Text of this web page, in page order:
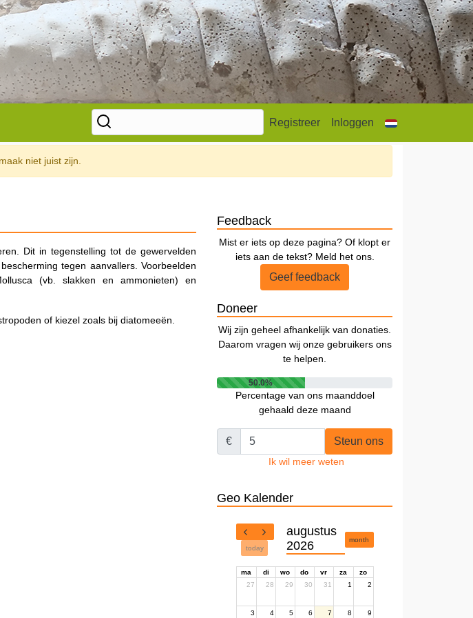
Registreer Inloggen
niet juist zijn.
Dit in tegenstelling tot de gewervelden
tegen aanvallers. Voorbeelden
(vb. slakken en ammonieten) en
of kiezel zoals bij diatomeeën.
Feedback
Mist er iets op deze pagina? Of klopt er
iets aan de tekst? Meld het ons.
Geef feedback
Doneer
Wij zijn geheel afhankelijk van donaties.
Daarom vragen wij onze gebruikers ons
te helpen.
50.0%
Percentage van ons maanddoel
gehaald deze maand
€ Steun ons
Ik wil meer weten
Geo Kalender
today
augustus
2026
month
ma di wo do vr za
zo
27
28 29 30 31 1 2
3 4 5 6 7 8 9